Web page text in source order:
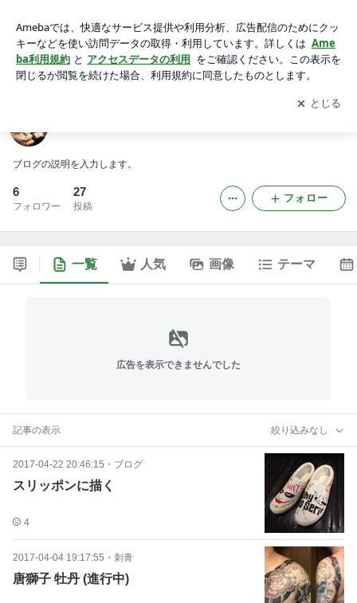
アプリをダウンロードして ブログの更新通知
を受け取りまし
ょう。
開く
ブログの説明を入力します。
6
フォロワー
27
投稿
フォロー
一覧 人気 画像 テーマ
広告を表示できませんでした
記事の表示 絞り込みなし
2017-04-22 20:46:15 ・ ブログ
スリッポンに描く
4
2017-04-04 19:17:55 ・ 刺青
唐獅子 牡丹 (進行中)